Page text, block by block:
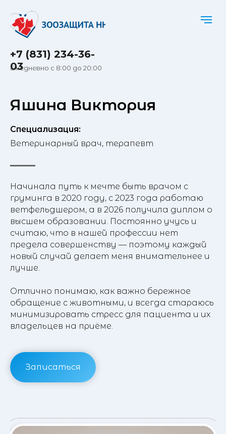
Ежедневно с 8:00 до 20:00
+7 (831) 234-36-
03
Яшина Виктория
Специализация:
Ветеринарный врач, терапевт
Начинала путь к мечте быть врачом с
груминга в 2020 году, с 2023 года работаю
ветфельдшером, а в 2026 получила диплом о
высшем образовании. Постоянно учусь и
считаю, что в нашей профессии нет
предела совершенству — поэтому каждый
новый случай делает меня внимательнее и
лучше.
Отлично понимаю, как важно бережное
обращение с животными, и всегда стараюсь
минимизировать стресс для пациента и их
владельцев на приёме.
Записаться